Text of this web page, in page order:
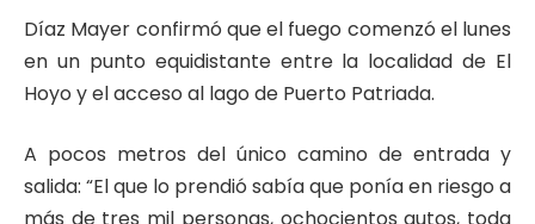
Díaz Mayer confirmó que el fuego comenzó el lunes
en un punto equidistante entre la localidad de El
Hoyo y el acceso al lago de Puerto Patriada.
A pocos metros del único camino de entrada y
salida: “El que lo prendió sabía que ponía en riesgo a